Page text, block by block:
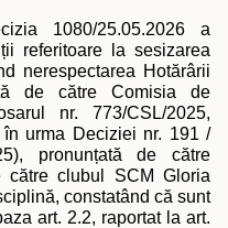
1080/25.05.2026 a
ții referitoare la sesizarea
nerespectarea Hotărârii
de către Comisia de
nr. 773/CSL/2025,
urma Deciziei nr. 191 /
pronunțată de către
clubul SCM Gloria
constatând că sunt
art. 2.2, raportat la art.